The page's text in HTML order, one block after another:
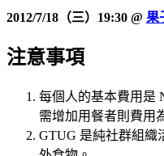
2012/7/18（三）19:30 @ 果
注意事項
每個人的基本費用是
需增加用餐者則費用
GTUG 是純社群組織